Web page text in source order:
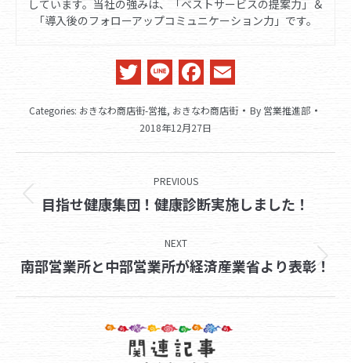
しています。当社の強みは、「ベストサービスの提案力」＆
「導入後のフォローアップコミュニケーション力」です。
Twitter
LineFacebook
Categories: おきなわ商店街-営推, おきなわ商店街 By 営業推進部
2018年12月27日
navigation
PREVIOUS
Previous
目指せ健康集団！健康診断実施しました！
NEXT
Next
南部営業所と中部営業所が経済産業省より表彰！